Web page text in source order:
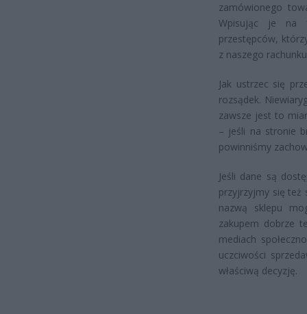
zamówionego
Wpisując je na
przestępców,
z naszego
Jak ustrzec się
rozsądek.
zawsze jest to
– jeśli na stronie
powinniśmy
Jeśli dane są
przyjrzyjmy się też
nazwą sklepu
zakupem dobrze
mediach
uczciwości
właściwą decyzję.